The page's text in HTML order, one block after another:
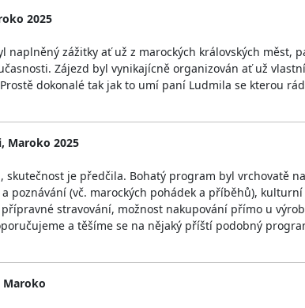
2025
naplněný zážitky ať už z marockých královských
Zájezd byl vynikajícně organizován ať už
dokonalé tak jak to umí paní Ludmila se kterou
Maroko 2025
skutečnost je předčila. Bohatý program byl vrchovatě
poznávání (vč. marockých pohádek a příběhů),
stravování, možnost nakupování přímo u
a těšíme se na nějaký příští podobný
Maroko